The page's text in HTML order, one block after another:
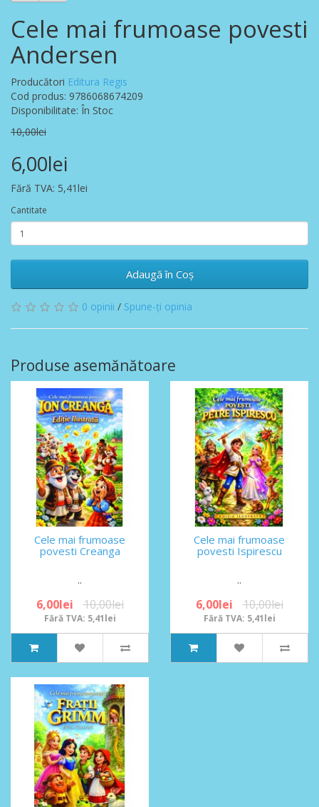
Cele mai frumoase povesti
Andersen
Producători Editura Regis
Cod produs: 9786068674209
Disponibilitate: În Stoc
10,00lei
6,00lei
Fără TVA: 5,41lei
Cantitate
Adaugă în Coş
0 opinii / Spune-ţi opinia
Produse asemănătoare
Cele mai frumoase
povesti Creanga
..
6,00lei 10,00lei
Fără TVA: 5,41lei
Cele mai frumoase
povesti Ispirescu
..
6,00lei 10,00lei
Fără TVA: 5,41lei